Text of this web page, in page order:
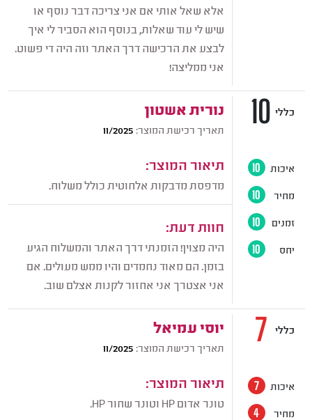
אלא שאל אותי אם אני צריכה דבר נוסף או
שיש לי עוד שאלות, בנוסף הוא הסביר לי איך
לבצע את הרכישה דרך האתר וזה היה די פשוט.
אני ממליצה!
נורית אשטון
תאריך רכישת המוצר: 11/2025
תיאור המוצר:
מדפסת מדבקות אלחוטית כולל משלוח.
חוות דעת:
היה מצוין! הזמנתי דרך האתר והמשלוח הגיע
בזמן. הם מאוד נחמדים והיו ממש מעולים. אם
אני אצטרך אני אחזור לקנות אצלם שוב.
10 כללי
איכות 10
מחיר 10
זמנים 10
יחס 10
יוסי עמיאל
תאריך רכישת המוצר: 11/2025
תיאור המוצר:
‏טונר אדום HP ו‏טונר ‏שחור HP.
7 כללי
איכות 7
מחיר 4